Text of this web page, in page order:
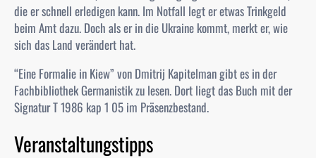
die er schnell erledigen kann. Im Notfall legt er etwas Trinkgeld
beim Amt dazu. Doch als er in die Ukraine kommt, merkt er, wie
sich das Land verändert hat.
“Eine Formalie in Kiew” von Dmitrij Kapitelman gibt es in der
Fachbibliothek Germanistik zu lesen. Dort liegt das Buch mit der
Signatur T 1986 kap 1 05 im Präsenzbestand.
Veranstaltungstipps